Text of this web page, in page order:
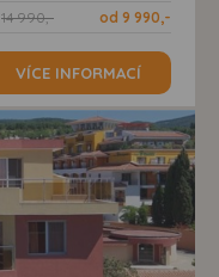
14 990,- od 9 990,-
VÍCE INFORMACÍ